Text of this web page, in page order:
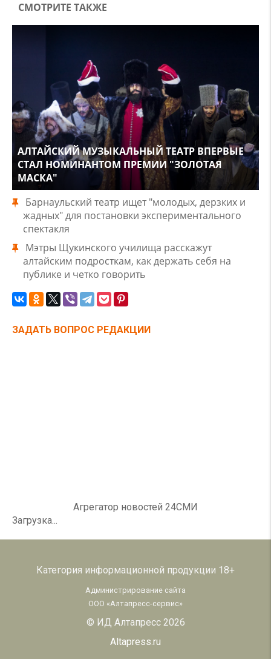
СМОТРИТЕ ТАКЖЕ
АЛТАЙСКИЙ МУЗЫКАЛЬНЫЙ ТЕАТР ВПЕРВЫЕ
СТАЛ НОМИНАНТОМ ПРЕМИИ "ЗОЛОТАЯ
МАСКА"
Барнаульский театр ищет "молодых, дерзких и
жадных" для постановки экспериментального
спектакля
Мэтры Щукинского училища расскажут
алтайским подросткам, как держать себя на
публике и четко говорить
ЗАДАТЬ ВОПРОС РЕДАКЦИИ
Агрегатор новостей 24СМИ
Загрузка...
Категория информационной продукции 18+
Администрирование сайта
ООО «Алтапресс-сервис»
© ИД Алтапресс 2026
Altapress.ru